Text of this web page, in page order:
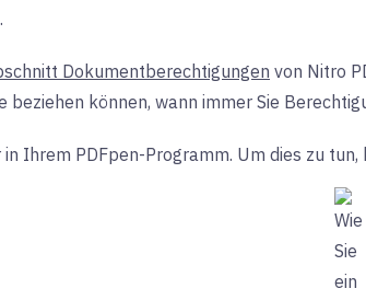
Dokumentberechtigungen von Nitro
beziehen können, wann immer Sie
Ihrem PDFpen-Programm. Um dies zu tun,